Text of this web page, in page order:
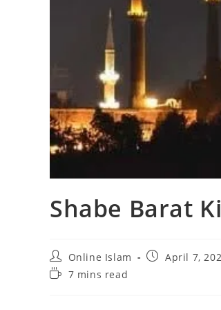
Shabe Barat
Post
author:
Online Islam
PostApril 7,
Reading7 mins read